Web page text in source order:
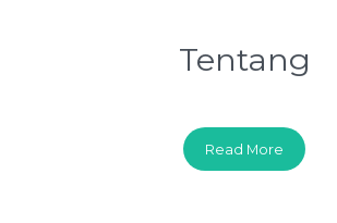
Tentang
Read More